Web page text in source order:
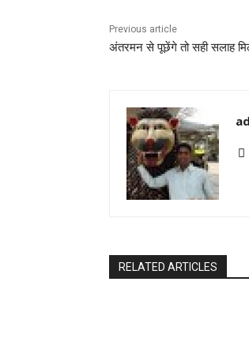
Previous article
अंतरमन से पूछेंगे तो सही सलाह
RELATED ARTICLES